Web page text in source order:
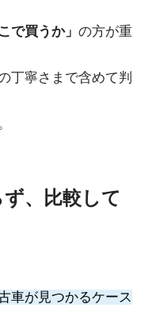
で買うか」 の方が重
丁寧さまで含めて判
、比較して
車が見つかるケース